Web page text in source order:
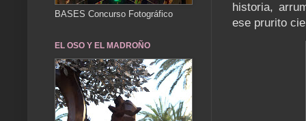
historia,
ese prurito
BASES Concurso Fotográfico
EL OSO Y EL MADROÑO